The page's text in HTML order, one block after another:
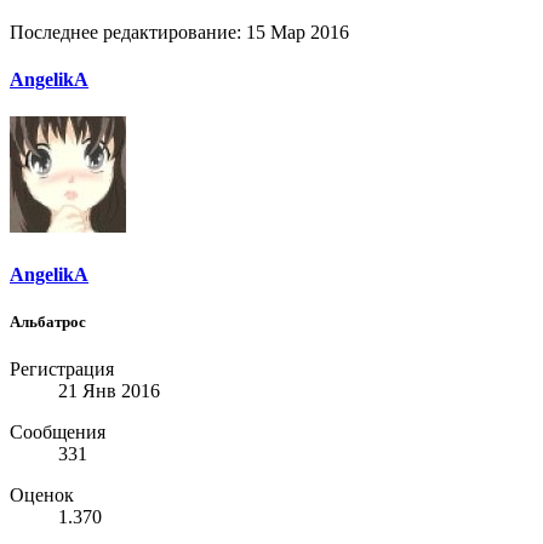
Последнее редактирование: 15 Мар 2016
AngelikA
AngelikA
Альбатрос
Регистрация
21 Янв 2016
Сообщения
331
Оценок
1.370